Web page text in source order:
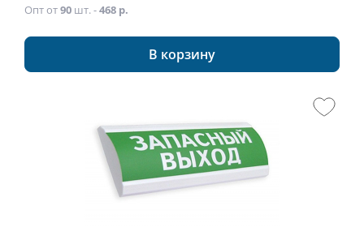
Опт от90 шт. -468 р.
В корзину